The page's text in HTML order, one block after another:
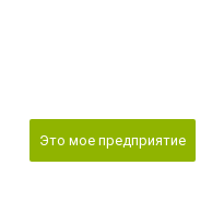
Это мое предприятие